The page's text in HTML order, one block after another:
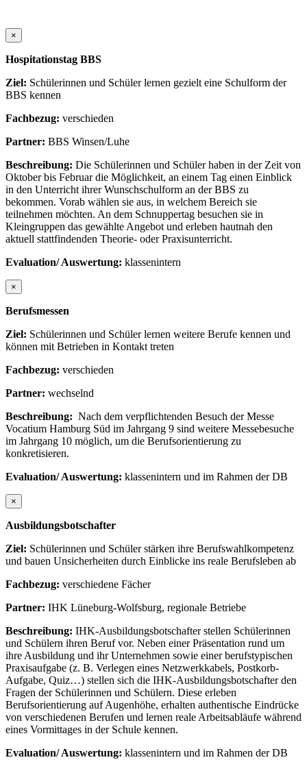
×
Hospitationstag BBS
Ziel: Schülerinnen und Schüler lernen gezielt eine Schulform der
BBS kennen
Fachbezug: verschieden
Partner: BBS Winsen/Luhe
Beschreibung: Die Schülerinnen und Schüler haben in der Zeit von
Oktober bis Februar die Möglichkeit, an einem Tag einen Einblick
in den Unterricht ihrer Wunschschulform an der BBS zu
bekommen. Vorab wählen sie aus, in welchem Bereich sie
teilnehmen möchten. An dem Schnuppertag besuchen sie in
Kleingruppen das gewählte Angebot und erleben hautnah den
aktuell stattfindenden Theorie- oder Praxisunterricht.
Evaluation/ Auswertung: klassenintern
×
Berufsmessen
Ziel: Schülerinnen und Schüler lernen weitere Berufe kennen und
können mit Betrieben in Kontakt treten
Fachbezug: verschieden
Partner: wechselnd
Beschreibung: Nach dem verpflichtenden Besuch der Messe
Vocatium Hamburg Süd im Jahrgang 9 sind weitere Messebesuche
im Jahrgang 10 möglich, um die Berufsorientierung zu
konkretisieren.
Evaluation/ Auswertung: klassenintern und im Rahmen der DB
×
Ausbildungsbotschafter
Ziel: Schülerinnen und Schüler stärken ihre Berufswahlkompetenz
und bauen Unsicherheiten durch Einblicke ins reale Berufsleben ab
Fachbezug: verschiedene Fächer
Partner: IHK Lüneburg-Wolfsburg, regionale Betriebe
Beschreibung: IHK-Ausbildungsbotschafter stellen Schülerinnen
und Schülern ihren Beruf vor. Neben einer Präsentation rund um
ihre Ausbildung und ihr Unternehmen sowie einer berufstypischen
Praxisaufgabe (z. B. Verlegen eines Netzwerkkabels, Postkorb-
Aufgabe, Quiz…) stellen sich die IHK-Ausbildungsbotschafter den
Fragen der Schülerinnen und Schülern. Diese erleben
Berufsorientierung auf Augenhöhe, erhalten authentische Eindrücke
von verschiedenen Berufen und lernen reale Arbeitsabläufe während
eines Vormittages in der Schule kennen.
Evaluation/ Auswertung: klassenintern und im Rahmen der DB